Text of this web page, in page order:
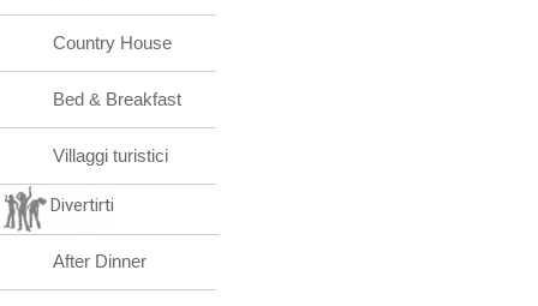
Country House
Bed & Breakfast
Villaggi turistici
Divertirti
After Dinner